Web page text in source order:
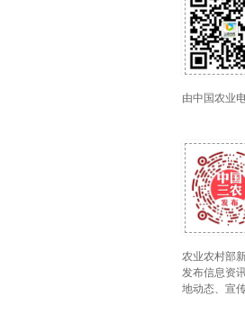
由中国农业
农业农村部
发布信息资
地动态、宣